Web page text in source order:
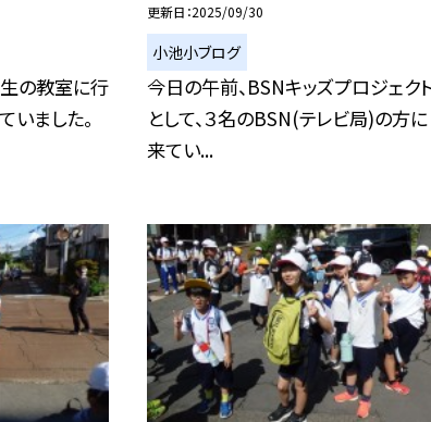
の教室に行
いました。
更新日 2025/09/30
小池小ブログ
今日の午前、BSNキッズプロジェク
として、３名のBSN(テレビ局)の方に
来てい...